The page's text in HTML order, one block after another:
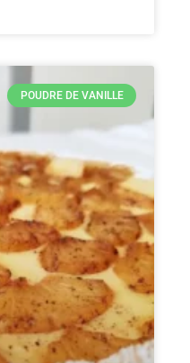
POUDRE DE VANILLE